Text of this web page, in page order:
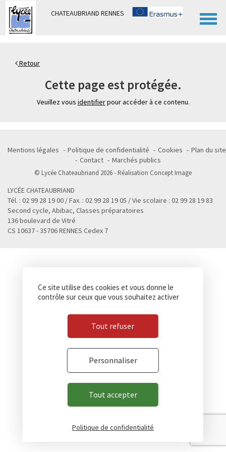
CHATEAUBRIAND RENNES
Retour
Cette page est protégée.
Veuillez vous identifierpour accéder à ce contenu.
Mentions légales Politique de confidentialité Cookies
Plan du site
Contact
Marchés publics
© Lycée Chateaubriand 2026 - Réalisation Concept Image
LYCÉE CHATEAUBRIAND
Tél. : 02 99 28 19 00 / Fax. : 02 99 28 19 05 / Vie scolaire : 02 99 28 19 83
Second cycle, Abibac, Classes préparatoires
136 boulevard de Vitré
CS 10637 - 35706 RENNES Cedex 7
Panneau de gestion des cookies
Ce site utilise des cookies et vous donne le
contrôle sur ceux que vous souhaitez activer
Tout accepter
Tout refuser
Personnaliser
Politique de confidentialité